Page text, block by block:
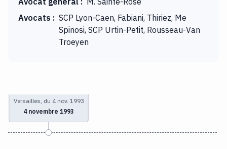
Avocats : SCP Lyon-Caen, Fabiani, Thiriez, Me
Spinosi, SCP Urtin-Petit, Rousseau-Van
Troeyen
Versailles, du 4 nov. 1993
4 novembre 1993